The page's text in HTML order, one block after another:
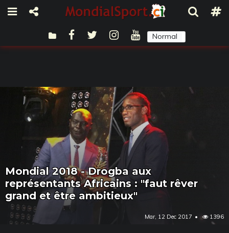
Normal
Mondial 2018 - Drogba aux
représentants Africains : "faut rêver
grand et être ambitieux"
Mar, 12 Dec 2017 1396